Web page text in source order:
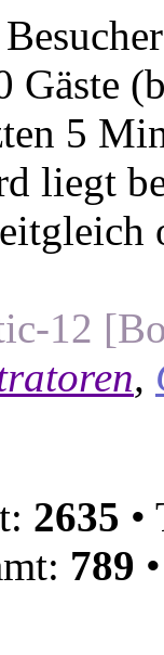
Gäste
5
liegt
12
,
2635 •
789